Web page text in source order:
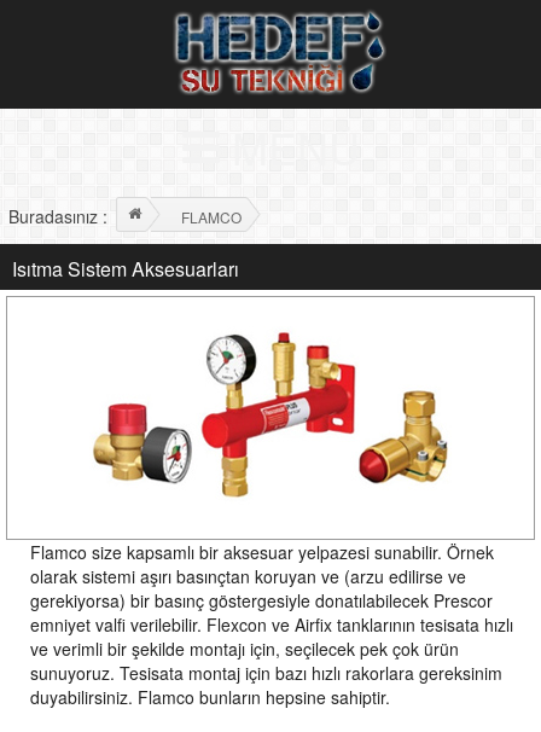
Buradasınız : FLAMCO
Isıtma Sistem Aksesuarları
Flamco size kapsamlı bir aksesuar yelpazesi sunabilir. Örnek
olarak sistemi aşırı basınçtan koruyan ve (arzu edilirse ve
gerekiyorsa) bir basınç göstergesiyle donatılabilecek Prescor
emniyet valfi verilebilir. Flexcon ve Airfix tanklarının tesisata hızlı
ve verimli bir şekilde montajı için, seçilecek pek çok ürün
sunuyoruz. Tesisata montaj için bazı hızlı rakorlara gereksinim
duyabilirsiniz. Flamco bunların hepsine sahiptir.